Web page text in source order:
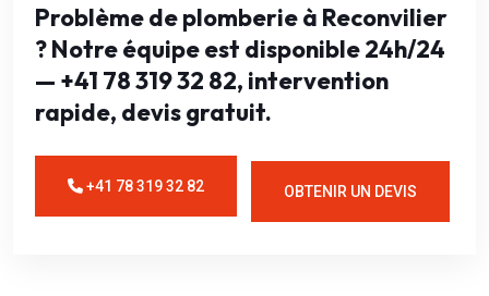
Problème de plomberie à Reconvilier
? Notre équipe est disponible 24h/24
— +41 78 319 32 82, intervention
rapide, devis gratuit.
+41 78 319 32 82 OBTENIR UN DEVIS